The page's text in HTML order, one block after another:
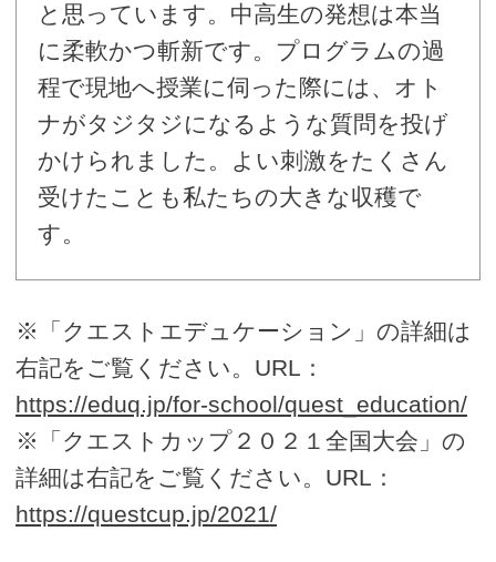
と思っています。中高生の発想は本当
に柔軟かつ斬新です。プログラムの過
程で現地へ授業に伺った際には、オト
ナがタジタジになるような質問を投げ
かけられました。よい刺激をたくさん
受けたことも私たちの大きな収穫で
す。
※「クエストエデュケーション」の詳細は
右記をご覧ください。URL：
https://eduq.jp/for-school/quest_education/
※「クエストカップ２０２１全国大会」の
詳細は右記をご覧ください。URL：
https://questcup.jp/2021/